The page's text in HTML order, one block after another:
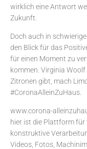
wirklich eine Antwort
Zukunft.
Doch auch in
den Blick für das
für einen Moment zu
kommen. Virginia Woolf
Zitronen gibt, mach
#CoronaAlleinZuHaus.
www.corona-
hier ist die Plattform
konstruktive
Videos, Fotos,